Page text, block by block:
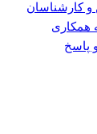
کارشناسان
همکاری
پاسخ